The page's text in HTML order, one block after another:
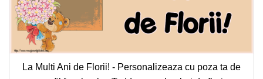
La Multi Ani de Florii! - Personalizeaza cu poza ta de